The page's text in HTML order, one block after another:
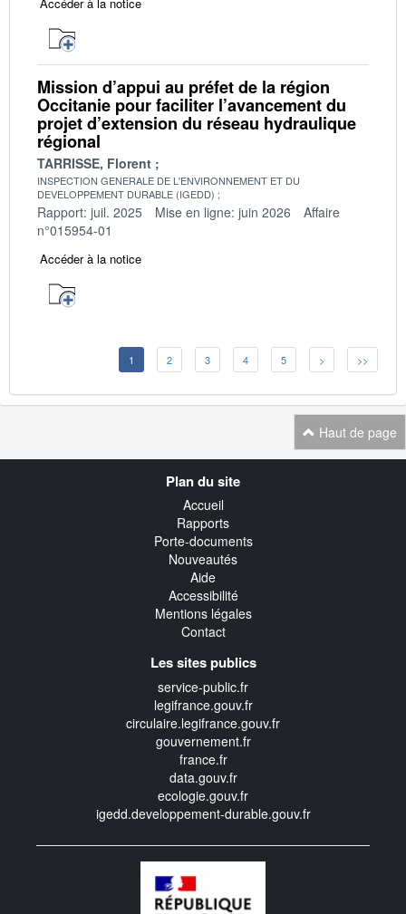
Mission d’appui au préfet de la région
Occitanie pour faciliter l’avancement du
projet d’extension du réseau hydraulique
régional
TARRISSE, Florent
INSPECTION GENERALE DE L'ENVIRONNEMENT ET DU
DEVELOPPEMENT DURABLE (IGEDD)
Rapport: juil. 2025 Mise en ligne: juin 2026
Affaire
n°015954-01
Accéder à la notice
1 2 3 4 5 > >>
Haut de page
Plan du site
Accueil
Rapports
Porte-documents
Nouveautés
Aide
Accessibilité
Mentions légales
Contact
Les sites publics
service-public.fr
legifrance.gouv.fr
circulaire.legifrance.gouv.fr
gouvernement.fr
france.fr
data.gouv.fr
ecologie.gouv.fr
igedd.developpement-durable.gouv.fr